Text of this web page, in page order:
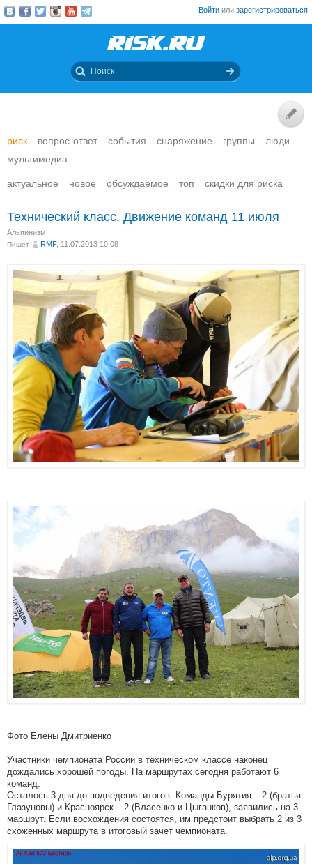
Войти или зарегистрироваться
риск вопрос-ответ события снаряжение группы
люди
мультимедиа
актуальное новое обсуждаемое топ скидки для риска
Технический класс. Движение команд 11 июля
Альпинизм
Пишет RMF, 11.07.2013 10:08
Фото Елены Дмитриенко
Участники чемпионата России в техническом классе наконец
дождались хорошей погоды. На маршрутах сегодня работают 6
команд.
Осталось 3 дня до подведения итогов. Команды Бурятия – 2 (братья
Глазуновы) и Красноярск – 2 (Власенко и Цыганков), заявились на 3
маршрут. Если восхождения состоятся, им предстоит выбрать 2 из 3
схоженных маршрута в итоговый зачет чемпионата.